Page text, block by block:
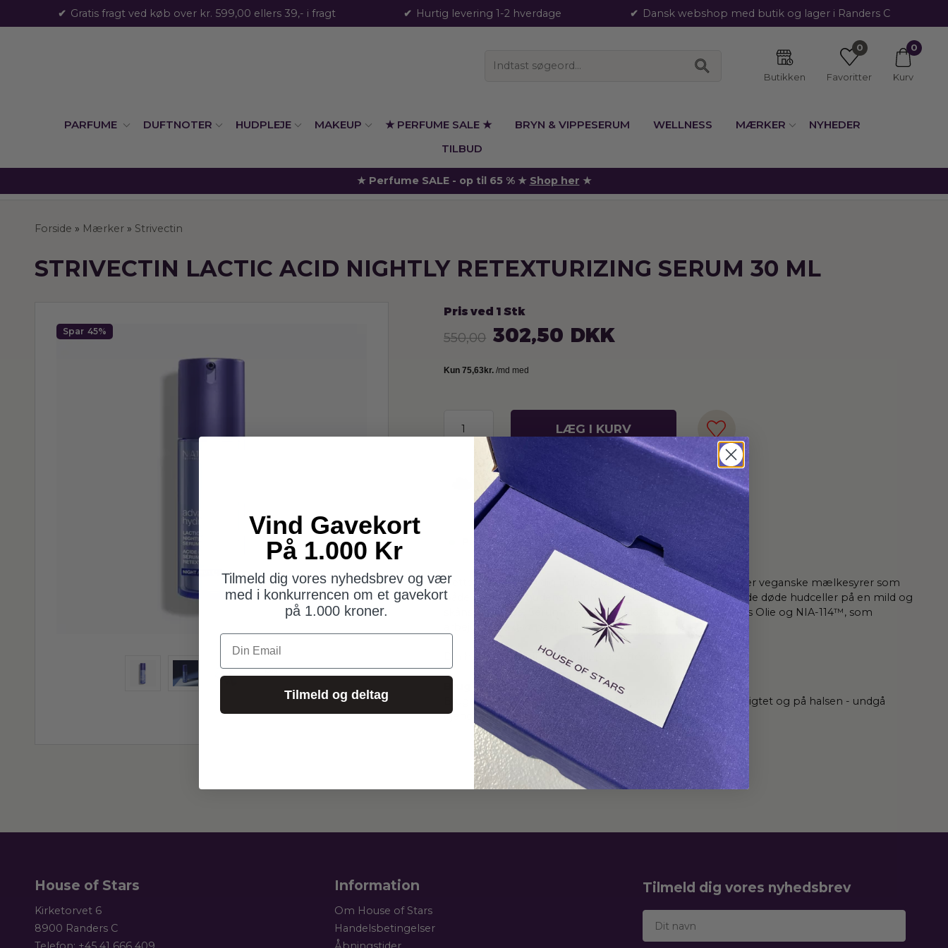
Gratis fragt ved køb over kr. 599,00 ellers 39,- i fragt Hurtig levering 1-2 hverdage Dansk webshop med butik og lager i Randers C
Butikken
0
Favoritter
0
Kurv
PARFUME DUFTNOTER HUDPLEJE MAKEUP ★ PERFUME SALE ★ BRYN & VIPPESERUM WELLNESS MÆRKER
NYHEDER
TILBUD
★ Perfume SALE - op til 65 % ★ Shop her ★
Forside » Mærker» Strivectin
STRIVECTIN LACTIC ACID NIGHTLY RETEXTURIZING SERUM 30 ML
Spar 45%
Pris ved 1 Stk
550,00 302,50 DKK
LÆG I KURV
Tilføj til Ønskeskyen
På lager og klar til afsendelse
Dette serum giver dig baby-blød hud! Serummet indeholder veganske mælkesyrer som
både forbedrer hudens naturlige fugtbarriere samt fjerner de døde hudceller på en mild og
skånsom måde. Serummet indeholder desuden Blå Cypress Olie og NIA-114™, som
arbejder effektivt på fine linjer og rynker.
Din hud vil føles silkeblød allerede efter første nat!
Bruges KUN om aftenen. Massér 1-2 pump ind i huden i ansigtet og på halsen - undgå
øjenomgivelserne. Brug derefter din vanlige natcreme.
House of Stars
Kirketorvet 6
8900 Randers C
Information
Om House of Stars
Handelsbetingelser
Tilmeld dig vores nyhedsbrev
Dit navn
Vind Gavekort
På 1.000 Kr
Tilmeld dig vores nyhedsbrev og vær
med i konkurrencen om et gavekort
på 1.000 kroner.
Din Email
Tilmeld og deltag